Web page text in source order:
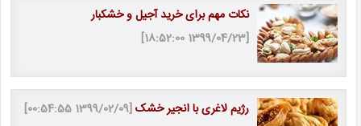
نکات مهم برای خرید آجیل و خشکبار
[1399/04/23 18:52:00]
رژیم لاغری با انجیر خشک[1399/02/09 00:54:55]